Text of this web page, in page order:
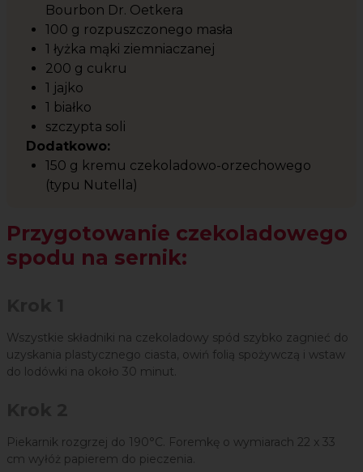
Bourbon Dr. Oetkera
100 g rozpuszczonego masła
1 łyżka mąki ziemniaczanej
200 g cukru
1 jajko
1 białko
szczypta soli
Dodatkowo:
150 g kremu czekoladowo-orzechowego
(typu Nutella)
Przygotowanie czekoladowego
spodu na sernik:
Wszystkie składniki na czekoladowy spód szybko zagnieć do
uzyskania plastycznego ciasta, owiń folią spożywczą i wstaw
do lodówki na około 30 minut.
Piekarnik rozgrzej do 190°C. Foremkę o wymiarach 22 x 33
cm wyłóż papierem do pieczenia.